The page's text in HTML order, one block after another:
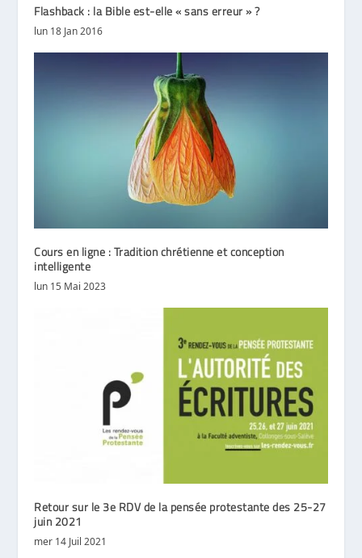
Flashback : la Bible est-elle « sans erreur » ?
lun 18 Jan 2016
Cours en ligne : Tradition chrétienne et conception
intelligente
lun 15 Mai 2023
Retour sur le 3e RDV de la pensée protestante des 25-27
juin 2021
mer 14 Juil 2021